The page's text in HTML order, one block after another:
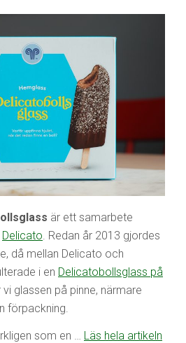
är ett samarbete
Delicato. Redan år 2013 gjordes
då mellan Delicato och
i en Delicatobollsglass på
glassen på pinne, närmare
förpackning.
som en … Läs hela artikeln